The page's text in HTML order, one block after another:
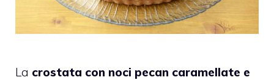
La crostata con noci pecan caramellate e